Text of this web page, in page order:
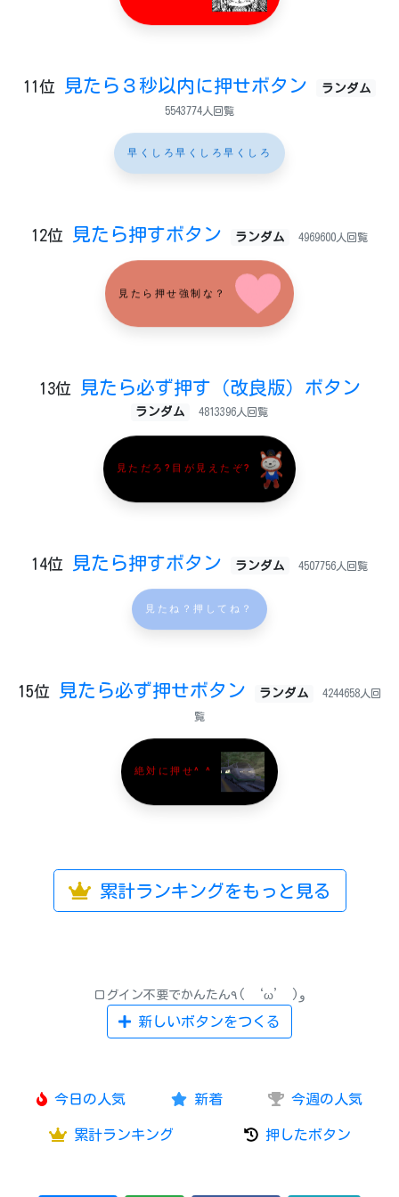
11位 見たら３秒以内に押せボタン ランダム
5543774人回覧
早くしろ早くしろ早くしろ
12位 見たら押すボタン ランダム 4969600人回覧
見たら押せ強制な？
13位 見たら必ず押す（改良版）ボタン
ランダム 4813396人回覧
見ただろ?目が見えたぞ?
14位 見たら押すボタン ランダム 4507756人回覧
見たね？押してね？
15位 見たら必ず押せボタン ランダム 4244658人回
覧
絶対に押せ^ ^
累計ランキングをもっと見る
ログイン不要でかんたん٩( ‘ω’ )و
新しいボタンをつくる
今日の人気 新着 今週の人気
累計ランキング 押したボタン